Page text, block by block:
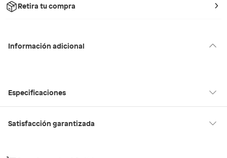
Retira tu compra
Información adicional
Especificaciones
Hecho en
Satisfacción garantizada